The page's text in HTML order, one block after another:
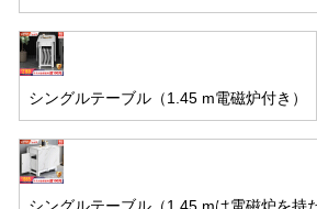
シングルテーブル（1.45 m電磁炉付き）